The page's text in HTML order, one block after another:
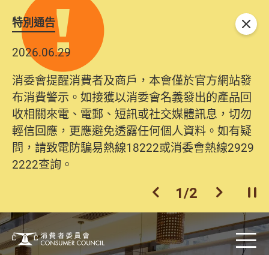
特別通告
2026.06.29
消委會提醒消費者及商戶，本會僅於官方網站發
布消費警示。如接獲以消委會名義發出的產品回
收相關來電、電郵、短訊或社交媒體訊息，切勿
輕信回應，更應避免透露任何個人資料。如有疑
問，請致電防騙易熱線18222或消委會熱線2929
2222查詢。
上一個
1/2 下一個開
關閉
消費者委員會 目
Skip to main content
消費者委員會